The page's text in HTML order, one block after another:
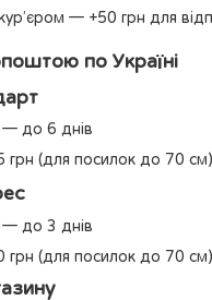
— +50 грн для
по Україні
— до 6 днів
грн (для посилок до 70 см)
— до 3 днів
грн (для посилок до 70 см)